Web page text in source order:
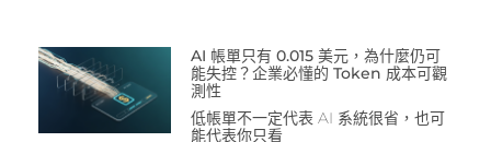
AI 帳單只有 0.015 美元，為什麼仍可
能失控？企業必懂的 Token 成本可觀
測性
低帳單不一定代表 AI 系統很省，也可
能代表你只看